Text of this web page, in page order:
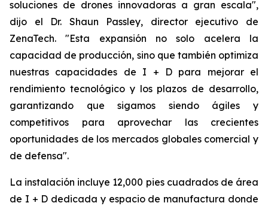
soluciones de drones innovadoras a gran escala",
dijo el Dr. Shaun Passley, director ejecutivo de
ZenaTech. "Esta expansión no solo acelera la
capacidad de producción, sino que también optimiza
nuestras capacidades de I + D para mejorar el
rendimiento tecnológico y los plazos de desarrollo,
garantizando que sigamos siendo ágiles y
competitivos para aprovechar las crecientes
oportunidades de los mercados globales comercial y
de defensa".
La instalación incluye 12,000 pies cuadrados de área
de I + D dedicada y espacio de manufactura donde